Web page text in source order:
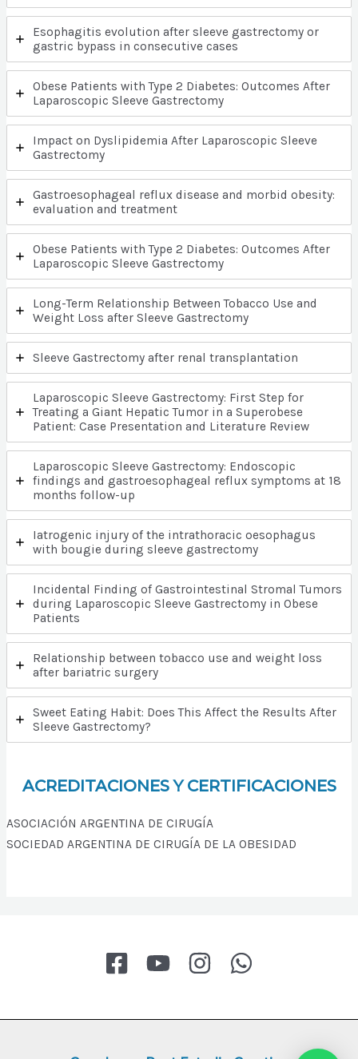
Esophagitis evolution after sleeve gastrectomy or
gastric bypass in consecutive cases
Obese Patients with Type 2 Diabetes: Outcomes After
Laparoscopic Sleeve Gastrectomy
Impact on Dyslipidemia After Laparoscopic Sleeve
Gastrectomy
Gastroesophageal reflux disease and morbid obesity:
evaluation and treatment
Obese Patients with Type 2 Diabetes: Outcomes After
Laparoscopic Sleeve Gastrectomy
Long-Term Relationship Between Tobacco Use and
Weight Loss after Sleeve Gastrectomy
Sleeve Gastrectomy after renal transplantation
Laparoscopic Sleeve Gastrectomy: First Step for
Treating a Giant Hepatic Tumor in a Superobese
Patient: Case Presentation and Literature Review
Laparoscopic Sleeve Gastrectomy: Endoscopic
findings and gastroesophageal reflux symptoms at 18
months follow-up
Iatrogenic injury of the intrathoracic oesophagus
with bougie during sleeve gastrectomy
Incidental Finding of Gastrointestinal Stromal Tumors
during Laparoscopic Sleeve Gastrectomy in Obese
Patients
Relationship between tobacco use and weight loss
after bariatric surgery
Sweet Eating Habit: Does This Affect the Results After
Sleeve Gastrectomy?
ACREDITACIONES Y CERTIFICACIONES
ASOCIACIÓN ARGENTINA DE CIRUGÍA
SOCIEDAD ARGENTINA DE CIRUGÍA DE LA OBESIDAD